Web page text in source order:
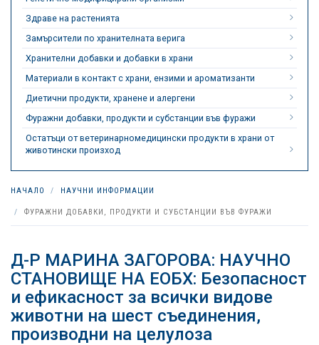
Здраве на растенията
Замърсители по хранителната верига
Хранителни добавки и добавки в храни
Материали в контакт с храни, ензими и ароматизанти
Диетични продукти, хранене и алергени
Фуражни добавки, продукти и субстанции във фуражи
Остатъци от ветеринарномедицински продукти в храни от
животински произход
НАЧАЛО НАУЧНИ ИНФОРМАЦИИ
ФУРАЖНИ ДОБАВКИ, ПРОДУКТИ И СУБСТАНЦИИ ВЪВ ФУРАЖИ
Д-Р МАРИНА ЗАГОРОВА: НАУЧНО
СТАНОВИЩЕ НА ЕОБХ: Безопасност
и ефикасност за всички видове
животни на шест съединения,
производни на целулоза